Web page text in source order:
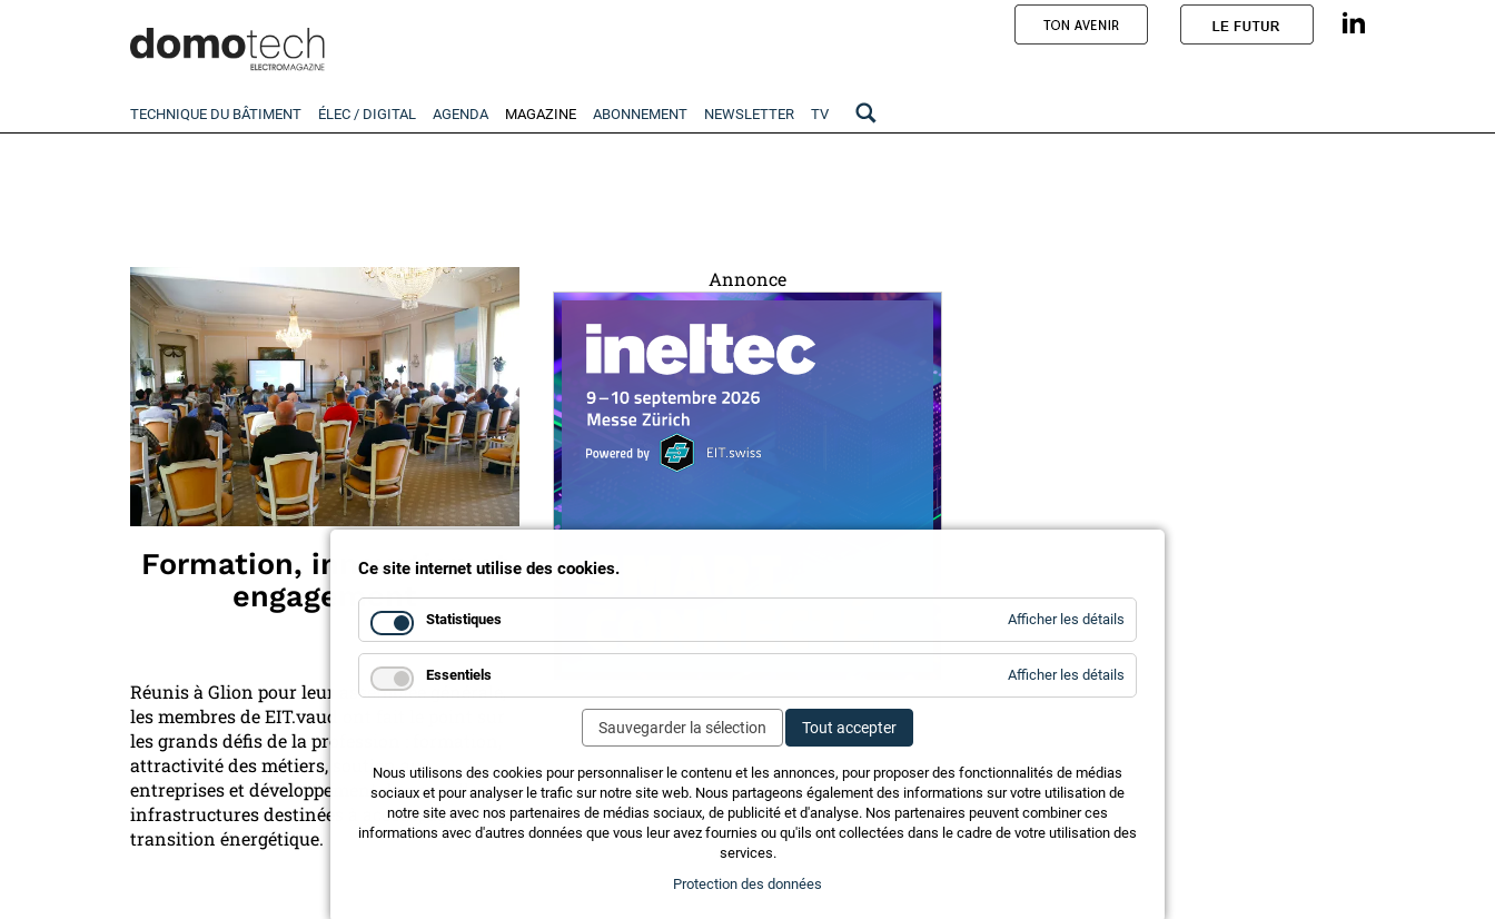
TECHNIQUE DU BÂTIMENT ÉLEC / DIGITAL AGENDA MAGAZINE ABONNEMENT NEWSLETTER TV
Formation, innovation et
engagement
Réunis à Glion pour leur assemblée générale,
les membres de EIT.vaud ont fait le point sur
les grands défis de la profession : formation,
attractivité des métiers, soutien aux
entreprises et développement de nouvelles
infrastructures destinées à accompagner la
transition énergétique.
Annonce
Ce site internet utilise des cookies.
Statistiques Afficher les détails
Essentiels Afficher les détails
Sauvegarder la sélection Tout accepter
Nous utilisons des cookies pour personnaliser le contenu et les annonces, pour proposer des fonctionnalités de médias
sociaux et pour analyser le trafic sur notre site web. Nous partageons également des informations sur votre utilisation de
notre site avec nos partenaires de médias sociaux, de publicité et d'analyse. Nos partenaires peuvent combiner ces
informations avec d'autres données que vous leur avez fournies ou qu'ils ont collectées dans le cadre de votre utilisation des
services.
Protection des données